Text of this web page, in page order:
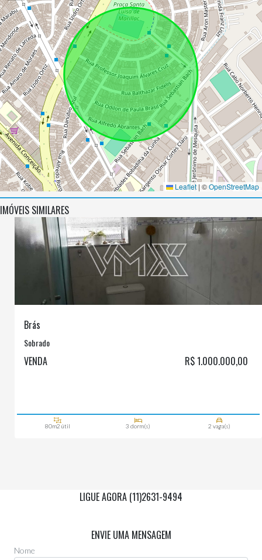
Leaflet | ©OpenStreetMap
IMÓVEIS SIMILARES
Brás
Sobrado
VENDA R$ 1.000.000,00
80m2 útil 3 dorm(s) 2 vaga(s)
LIGUE AGORA (11)2631-9494
ENVIE UMA MENSAGEM
Nome